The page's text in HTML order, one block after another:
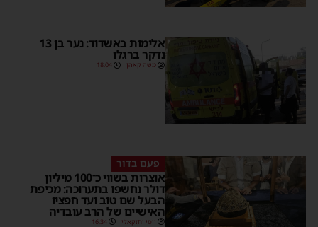
אלימות באשדוד: נער בן 13
נדקר ברגלו
משה קאהן 18:04
פעם בדור
אוצרות בשווי כ־100 מיליון
דולר נחשפו בתערוכה: מכיפת
הבעל שם טוב ועד חפציו
האישיים של הרב עובדיה
יוסי יחזקאלי 16:34